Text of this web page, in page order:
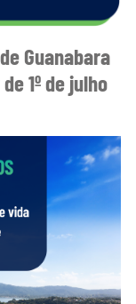
Guanabara
1º de julho